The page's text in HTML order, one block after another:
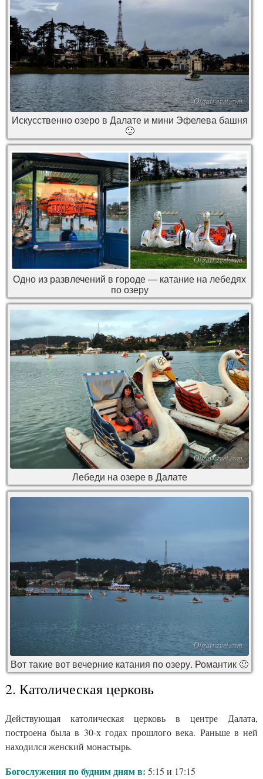
Искусственно озеро в Далате и мини Эфелева башня
🙂
Одно из развлечений в городе — катание на лебедях
по озеру
Лебеди на озере в Далате
Вот такие вот вечерние катания по озеру. Романтик 🙂
2. Католическая церковь
Действующая католическая церковь в центре Далата,
построена была в 30-х годах прошлого века. Раньше в ней
находился женский монастырь.
Богослужения по будним дням в: 5:15 и 17:15